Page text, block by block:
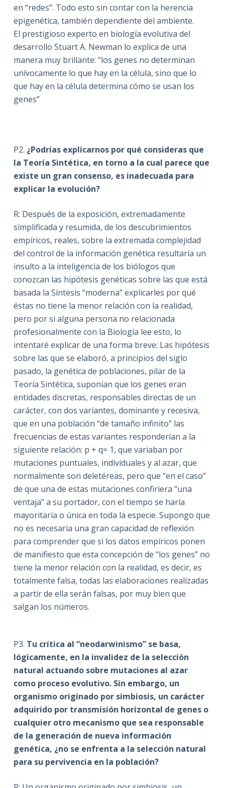
en “redes”. Todo esto sin contar con la herencia
epigenética, también dependiente del ambiente.
El prestigioso experto en biología evolutiva del
desarrollo Stuart A. Newman lo explica de una
manera muy brillante: “los genes no determinan
unívocamente lo que hay en la célula, sino que lo
que hay en la célula determina cómo se usan los
genes”
P2. ¿Podrías explicarnos por qué consideras que
la Teoría Sintética, en torno a la cual parece que
existe un gran consenso, es inadecuada para
explicar la evolución?
R: Después de la exposición, extremadamente
simplificada y resumida, de los descubrimientos
empíricos, reales, sobre la extremada complejidad
del control de la información genética resultaría un
insulto a la inteligencia de los biólogos que
conozcan las hipótesis genéticas sobre las que está
basada la Síntesis “moderna” explicarles por qué
éstas no tiene la menor relación con la realidad,
pero por si alguna persona no relacionada
profesionalmente con la Biología lee esto, lo
intentaré explicar de una forma breve: Las hipótesis
sobre las que se elaboró, a principios del siglo
pasado, la genética de poblaciones, pilar de la
Teoría Sintética, suponían que los genes eran
entidades discretas, responsables directas de un
carácter, con dos variantes, dominante y recesiva,
que en una población “de tamaño infinito” las
frecuencias de estas variantes responderían a la
siguiente relación: p + q= 1, que variaban por
mutaciones puntuales, individuales y al azar, que
normalmente son deletéreas, pero que “en el caso”
de que una de estas mutaciones confiriera “una
ventaja” a su portador, con el tiempo se haría
mayoritaria o única en toda la especie. Supongo que
no es necesaria una gran capacidad de reflexión
para comprender que si los datos empíricos ponen
de manifiesto que esta concepción de “los genes” no
tiene la menor relación con la realidad, es decir, es
totalmente falsa, todas las elaboraciones realizadas
a partir de ella serán falsas, por muy bien que
salgan los números.
P3. Tu crítica al “neodarwinismo” se basa,
lógicamente, en la invalidez de la selección
natural actuando sobre mutaciones al azar
como proceso evolutivo. Sin embargo, un
organismo originado por simbiosis, un carácter
adquirido por transmisión horizontal de genes o
cualquier otro mecanismo que sea responsable
de la generación de nueva información
genética, ¿no se enfrenta a la selección natural
para su pervivencia en la población?